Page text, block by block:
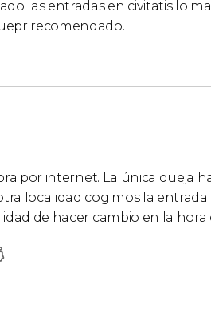
las entradas en civitatis lo
recomendado.
por internet. La única queja
localidad cogimos la entrada
de hacer cambio en la